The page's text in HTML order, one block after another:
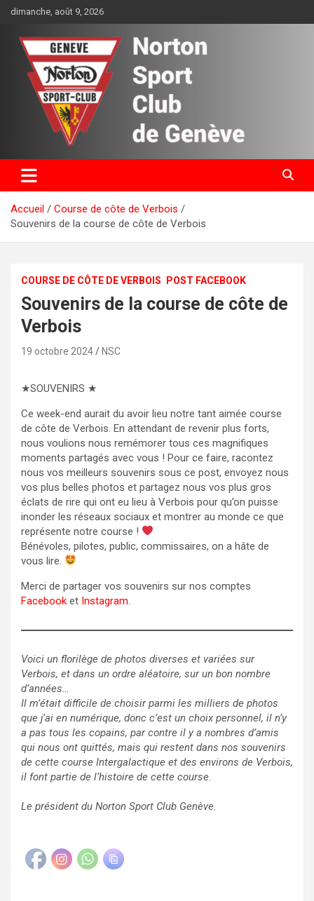
Aller
contenu
dimanche, août 9, 2026
Norton Sport Club de Genève
Accueil
Course de côte de Verbois
Souvenirs de la course de côte de Verbois
COURSE DE CÔTE DE VERBOIS POST FACEBOOK
Souvenirs de la course de côte de
Verbois
19 octobre 2024 NSC
★SOUVENIRS ★
Ce week-end aurait du avoir lieu notre tant aimée course
de côte de Verbois. En attendant de revenir plus forts,
nous voulions nous remémorer tous ces magnifiques
moments partagés avec vous ! Pour ce faire, racontez
nous vos meilleurs souvenirs sous ce post, envoyez nous
vos plus belles photos et partagez nous vos plus gros
éclats de rire qui ont eu lieu à Verbois pour qu’on puisse
inonder les réseaux sociaux et montrer au monde ce que
représente notre course !
Bénévoles, pilotes, public, commissaires, on a hâte de
vous lire.
Merci de partager vos souvenirs sur nos comptes
Facebook et Instagram
Voici un florilège de photos diverses et variées sur
Verbois, et dans un ordre aléatoire, sur un bon nombre
d’années…
Il m’était difficile de choisir parmi les milliers de photos
que j’ai en numérique, donc c’est un choix personnel, il n’y
a pas tous les copains, par contre il y a nombres d’amis
qui nous ont quittés, mais qui restent dans nos souvenirs
de cette course Intergalactique et des environs de Verbois,
il font partie de l’histoire de cette course.
Le président du Norton Sport Club Genève.